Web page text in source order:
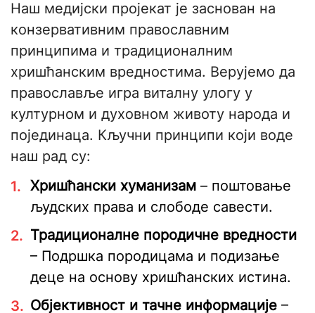
Наш медијски пројекат је заснован на
конзервативним православним
принципима и традиционалним
хришћанским вредностима. Верујемо да
православље игра виталну улогу у
културном и духовном животу народа и
појединаца. Кључни принципи који воде
наш рад су:
Хришћански хуманизам – поштовање
људских права и слободе савести.
Традиционалне породичне вредности
– Подршка породицама и подизање
деце на основу хришћанских истина.
Објективност и тачне информације –